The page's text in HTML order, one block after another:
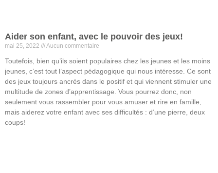
Aider son enfant, avec le pouvoir des jeux!
mai 25, 2022 Aucun commentaire
Toutefois, bien qu’ils soient populaires chez les jeunes et les moins
jeunes, c’est tout l’aspect pédagogique qui nous intéresse. Ce sont
des jeux toujours ancrés dans le positif et qui viennent stimuler une
multitude de zones d’apprentissage. Vous pourrez donc, non
seulement vous rassembler pour vous amuser et rire en famille,
mais aiderez votre enfant avec ses difficultés : d’une pierre, deux
coups!